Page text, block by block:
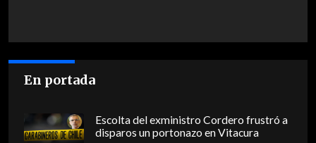
En portada
Escolta del exministro Cordero frustró a
disparos un portonazo en Vitacura